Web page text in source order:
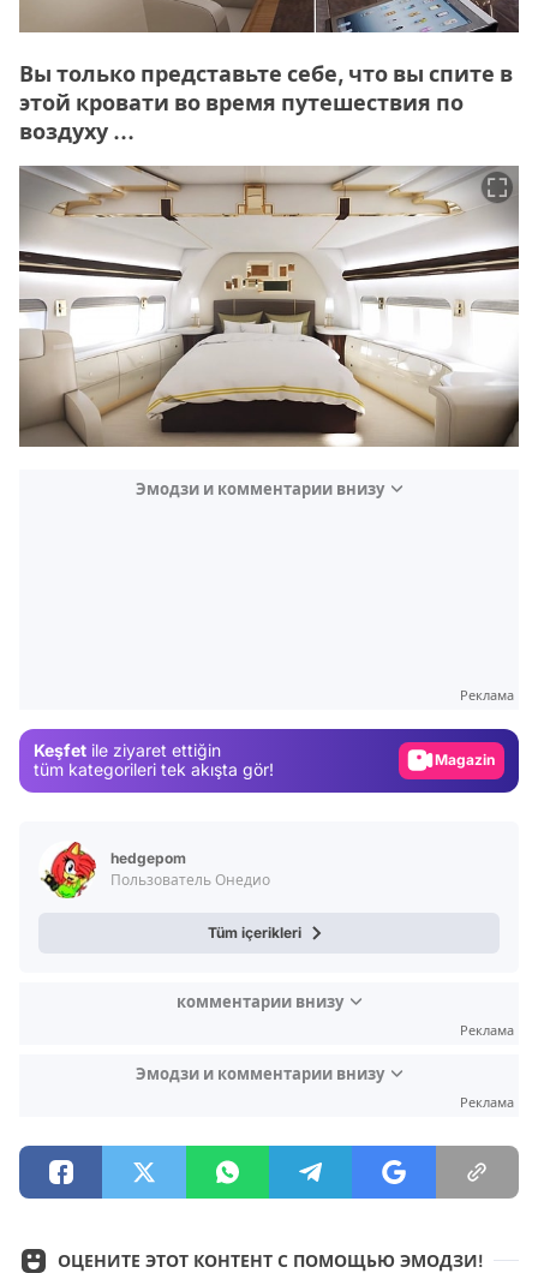
Вы только представьте себе, что вы спите в
этой кровати во время путешествия по
воздуху …
Эмодзи и комментарии внизу
Реклама
Keşfet ile ziyaret ettiğin
tüm kategorileri tek akışta gör!
Video
hedgepom
Пользователь Онедио
Tüm içerikleri
комментарии внизу
Реклама
Эмодзи и комментарии внизу
Реклама
ОЦЕНИТЕ ЭТОТ КОНТЕНТ С ПОМОЩЬЮ ЭМОДЗИ!